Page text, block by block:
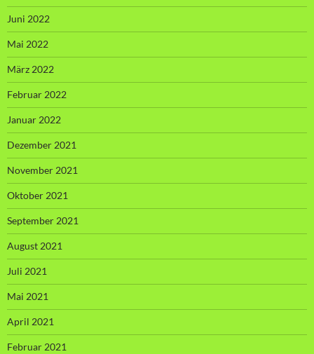
Juni 2022
Mai 2022
März 2022
Februar 2022
Januar 2022
Dezember 2021
November 2021
Oktober 2021
September 2021
August 2021
Juli 2021
Mai 2021
April 2021
Februar 2021